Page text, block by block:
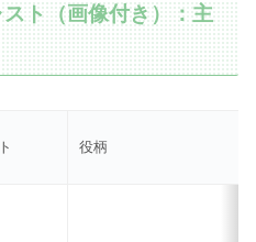
ト（画像付き）：主
役柄